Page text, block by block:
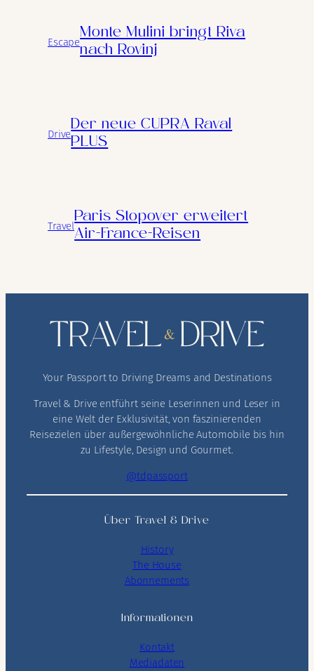
Escape
Monte Mulini bringt Riva
nach Rovinj
Drive
Der neue CUPRA Raval
PLUS
Travel
Paris Stopover erweitert
Air-France-Reisen
Your Passport to Driving Dreams and Destinations
Travel & Drive entführt seine Leserinnen und Leser in
eine Welt der Exklusivität, von faszinierenden
Reisezielen über außergewöhnliche Automobile bis hin
zu Lifestyle, Design und Gourmet.
@tdpassport
Über Travel & Drive
History
The House
Abonnements
Informationen
Kontakt
Mediadaten